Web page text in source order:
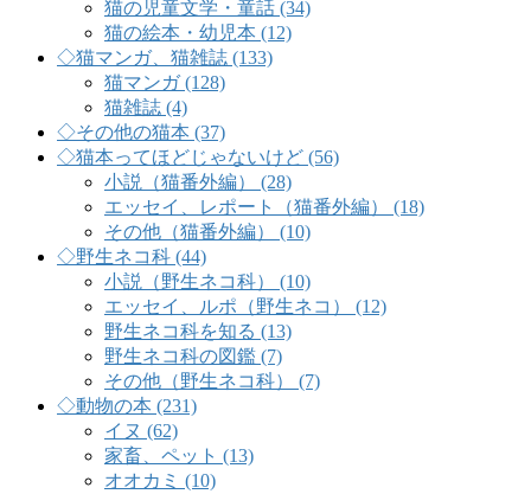
猫の児童文学・童話 (34)
猫の絵本・幼児本 (12)
◇猫マンガ、猫雑誌 (133)
猫マンガ (128)
猫雑誌 (4)
◇その他の猫本 (37)
◇猫本ってほどじゃないけど (56)
小説（猫番外編） (28)
エッセイ、レポート（猫番外編） (18)
その他（猫番外編） (10)
◇野生ネコ科 (44)
小説（野生ネコ科） (10)
エッセイ、ルポ（野生ネコ） (12)
野生ネコ科を知る (13)
野生ネコ科の図鑑 (7)
その他（野生ネコ科） (7)
◇動物の本 (231)
イヌ (62)
家畜、ペット (13)
オオカミ (10)